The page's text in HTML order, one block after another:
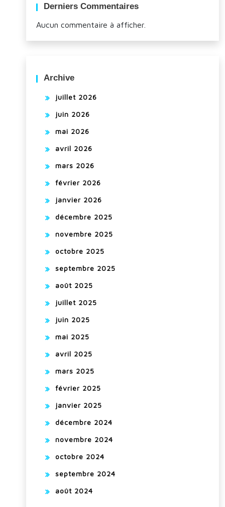
Derniers Commentaires
Aucun commentaire à afficher.
Archive
juillet 2026
juin 2026
mai 2026
avril 2026
mars 2026
février 2026
janvier 2026
décembre 2025
novembre 2025
octobre 2025
septembre 2025
août 2025
juillet 2025
juin 2025
mai 2025
avril 2025
mars 2025
février 2025
janvier 2025
décembre 2024
novembre 2024
octobre 2024
septembre 2024
août 2024